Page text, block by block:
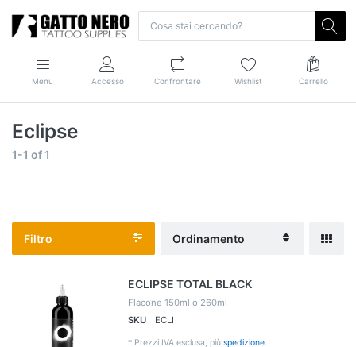
Menu Accesso Confrontare Wishlist Carrello
Eclipse
1-1 of1
Filtro Ordinamento
ECLIPSE TOTAL BLACK
Flacone 150ml o 260ml
SKU
ECLI
* Prezzi IVA esclusa, più spedizione.